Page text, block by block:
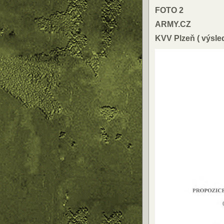
FOTO 2
ARMY.CZ
KVV Plzeň (